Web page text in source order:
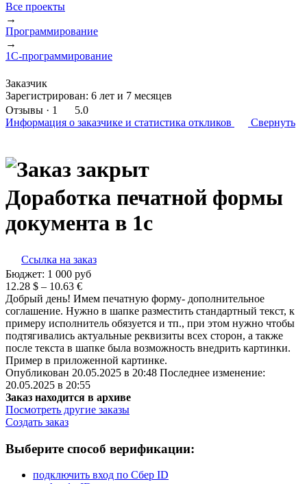
Все проекты
→
Программирование
→
1С-программирование
Заказчик
Зарегистрирован: 6 лет и 7 месяцев
Отзывы · 1
5.0
Информация о заказчике и статистика откликов Свернуть
Доработка печатной формы
документа в 1с
Ссылка на заказ
Бюджет: 1 000 руб
12.28 $ – 10.63 €
Добрый день! Имем печатную форму- дополнительное
соглашение. Нужно в шапке разместить стандартный текст, к
примеру исполнитель обязуется и тп., при этом нужно чтобы
подтягивались актуальные реквизиты всех сторон, а также
после текста в шапке была возможность внедрить картинки.
Пример в приложенной картинке.
Опубликован 20.05.2025 в 20:48 Последнее изменение:
20.05.2025 в 20:55
Заказ находится в архиве
Посмотреть другие заказы
Создать заказ
Выберите способ верификации:
подключить вход по Сбер ID